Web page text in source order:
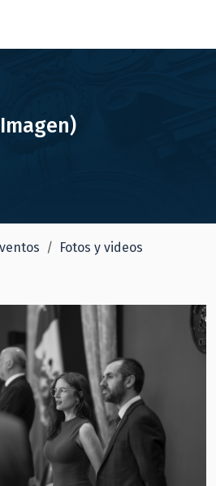
Fotos y videos